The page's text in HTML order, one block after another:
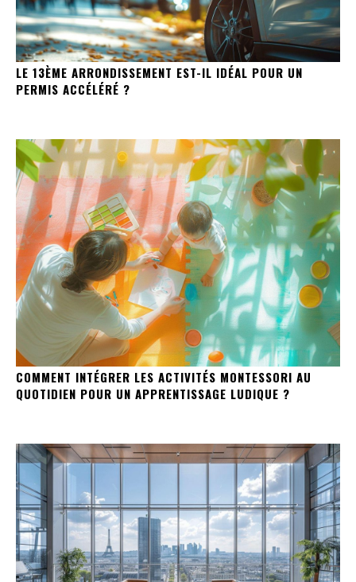
LE 13ÈME ARRONDISSEMENT EST-IL IDÉAL POUR UN
PERMIS ACCÉLÉRÉ ?
COMMENT INTÉGRER LES ACTIVITÉS MONTESSORI AU
QUOTIDIEN POUR UN APPRENTISSAGE LUDIQUE ?